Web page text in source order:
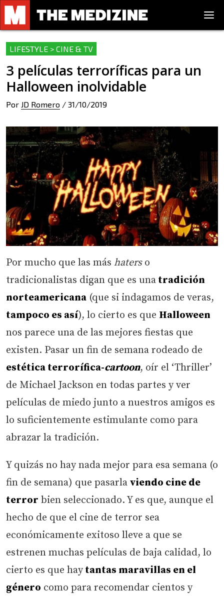
LIFESTYLE > CINE & TV
3 películas terroríficas para un
Halloween inolvidable
Por JD Romero / 31/10/2019
Por mucho que las más haterso
tradicionalistas digan que es una tradición
norteamericana (que si indagamos de veras,
tampoco es así), lo cierto es que Halloween
nos parece una de las mejores fiestas que
existen. Pasar un fin de semana rodeado de
estética terrorífica-cartoon, oír el ‘Thriller’
de Michael Jackson en todas partes y ver
películas de miedo junto a nuestros amigos es
lo suficientemente estimulante como para
abrazar la tradición.
Y quizás no hay nada mejor para esa semana (o
fin de semana) que pasarla viendo cine de
terror bien seleccionado. Y es que, aunque el
hecho de que el cine de terror sea
económicamente exitoso lleve a que se
estrenen muchas películas de baja calidad, lo
cierto es que haytantas maravillas en el
género como para recomendar cientos y